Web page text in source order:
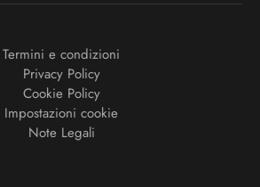
Termini e condizioni
Privacy Policy
Cookie Policy
Impostazioni cookie
Note Legali